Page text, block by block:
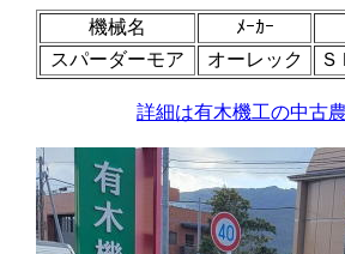
機械名
ﾒｰｶｰ
スパーダーモア
オーレック
詳細は有木機工の中古